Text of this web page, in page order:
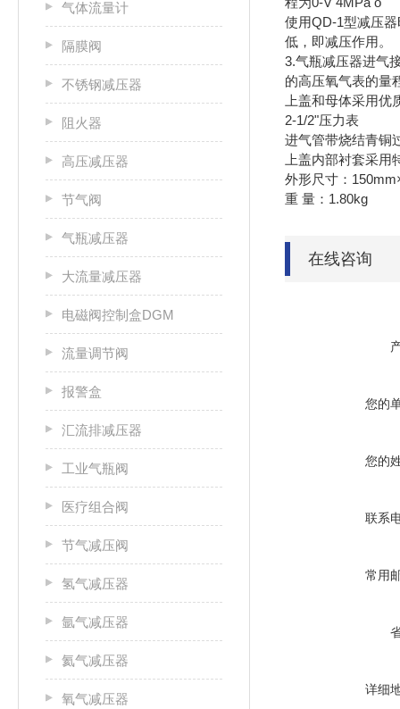
气体流量计
隔膜阀
不锈钢减压器
阻火器
高压减压器
节气阀
气瓶减压器
大流量减压器
电磁阀控制盒DGM
流量调节阀
报警盒
汇流排减压器
工业气瓶阀
医疗组合阀
节气减压阀
氢气减压器
氩气减压器
氦气减压器
氧气减压器
使用QD-1型减压
低，即减压作用。
3.气瓶减压器进气
的高压氧气表
上盖和母体采用优
2-1/2"压力表
进气管带烧结青铜
上盖内部衬套采
外形尺寸：
重
在线咨询
您的
您的
联系
常用
详细